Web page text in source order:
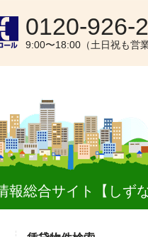
0120-926-
9:00〜18:00（土日祝も営業
報総合サイト 【しず